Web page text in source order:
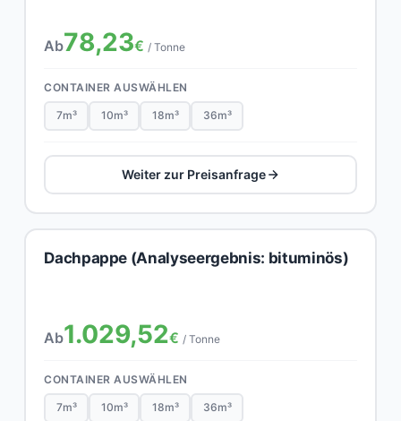
Ab78,23€ / Tonne
CONTAINER AUSWÄHLEN
7m³ 10m³ 18m³ 36m³
Weiter zur Preisanfrage
Dachpappe (Analyseergebnis: bituminös)
Ab1.029,52€ / Tonne
CONTAINER AUSWÄHLEN
7m³ 10m³ 18m³ 36m³